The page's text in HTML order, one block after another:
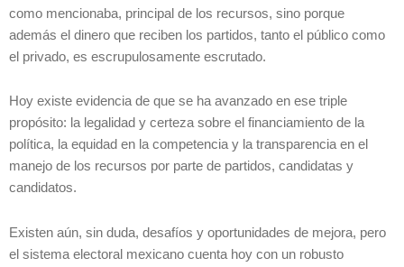
como mencionaba, principal de los recursos, sino porque
además el dinero que reciben los partidos, tanto el público como
el privado, es escrupulosamente escrutado.
Hoy existe evidencia de que se ha avanzado en ese triple
propósito: la legalidad y certeza sobre el financiamiento de la
política, la equidad en la competencia y la transparencia en el
manejo de los recursos por parte de partidos, candidatas y
candidatos.
Existen aún, sin duda, desafíos y oportunidades de mejora, pero
el sistema electoral mexicano cuenta hoy con un robusto